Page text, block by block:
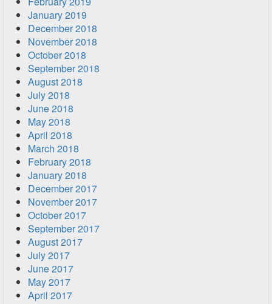
January 2019
December 2018
November 2018
October 2018
September 2018
August 2018
July 2018
June 2018
May 2018
April 2018
March 2018
February 2018
January 2018
December 2017
November 2017
October 2017
September 2017
August 2017
July 2017
June 2017
May 2017
April 2017